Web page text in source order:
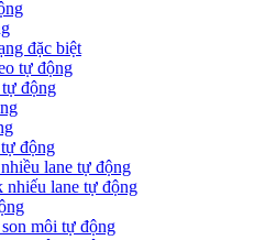
đặc biệt
tự động
động
động
lane tự động
nhiếu lane tự động
môi tự động